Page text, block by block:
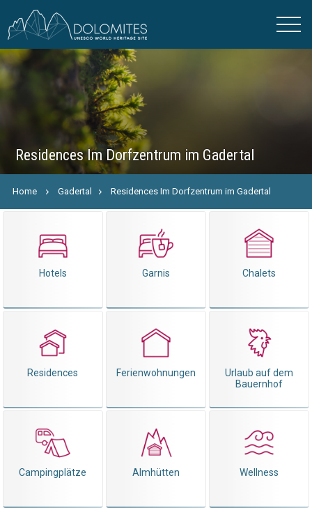
Residences Im Dorfzentrum im Gadertal
Home Gadertal Residences Im Dorfzentrum im Gadertal
Hotels Garnis Chalets
Residences Ferienwohnungen
Urlaub auf dem
Bauernhof
Campingplätze Almhütten Wellness